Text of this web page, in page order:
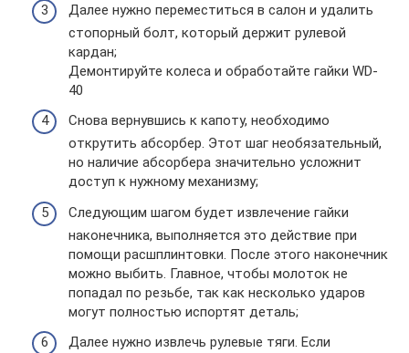
Далее нужно переместиться в салон и удалить
стопорный болт, который держит рулевой
кардан;
Демонтируйте колеса и обработайте гайки WD-
40
Снова вернувшись к капоту, необходимо
открутить абсорбер. Этот шаг необязательный,
но наличие абсорбера значительно усложнит
доступ к нужному механизму;
Следующим шагом будет извлечение гайки
наконечника, выполняется это действие при
помощи расшплинтовки. После этого наконечник
можно выбить. Главное, чтобы молоток не
попадал по резьбе, так как несколько ударов
могут полностью испортят деталь;
Далее нужно извлечь рулевые тяги. Если